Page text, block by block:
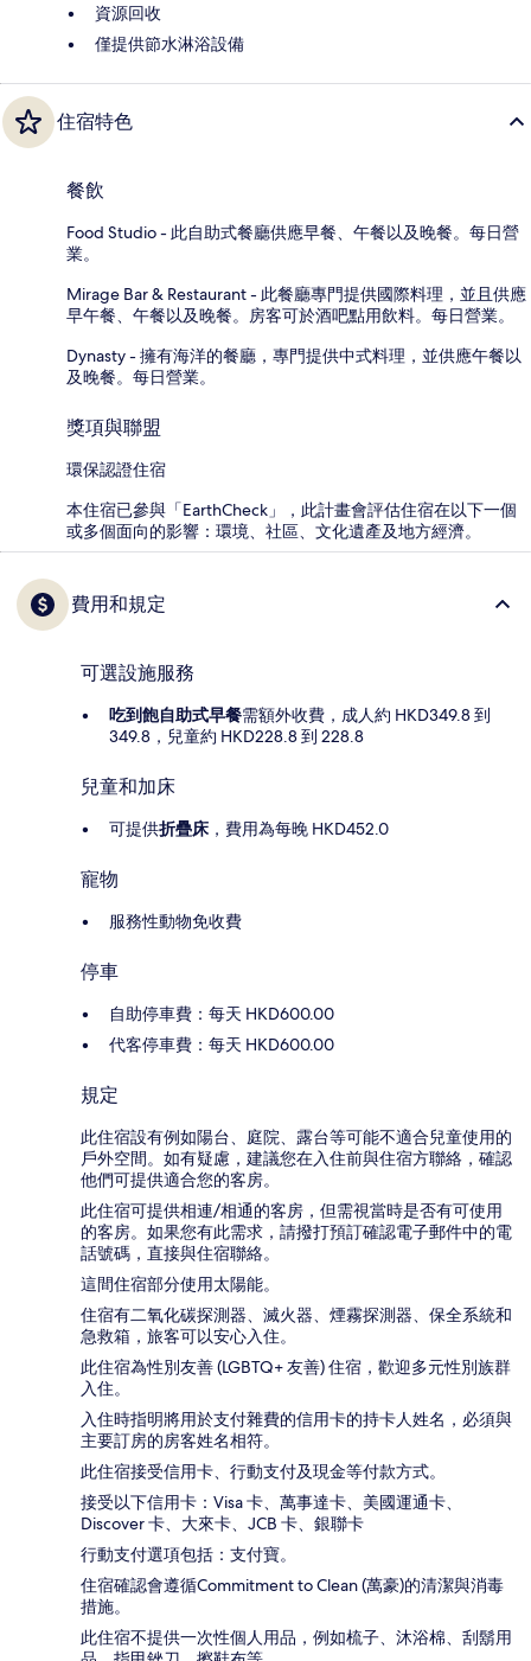
資源回收
僅提供節水淋浴設備
住宿特色
餐飲
Food Studio - 此自助式餐廳供應早餐、午餐以及晚餐。每日營
業。
Mirage Bar & Restaurant - 此餐廳專門提供國際料理，並且供應
早午餐、午餐以及晚餐。房客可於酒吧點用飲料。每日營業。
Dynasty - 擁有海洋的餐廳，專門提供中式料理，並供應午餐以
及晚餐。每日營業。
獎項與聯盟
環保認證住宿
本住宿已參與「EarthCheck」，此計畫會評估住宿在以下一個
或多個面向的影響：環境、社區、文化遺產及地方經濟。
費用和規定
可選設施服務
吃到飽自助式早餐需額外收費，成人約 HKD349.8 到
349.8，兒童約 HKD228.8 到 228.8
兒童和加床
可提供折疊床 ，費用為每晚 HKD452.0
寵物
服務性動物免收費
停車
自助停車費：每天 HKD600.00
代客停車費：每天 HKD600.00
規定
此住宿設有例如陽台、庭院、露台等可能不適合兒童使用的
戶外空間。如有疑慮，建議您在入住前與住宿方聯絡，確認
他們可提供適合您的客房。
此住宿可提供相連/相通的客房，但需視當時是否有可使用
的客房。如果您有此需求，請撥打預訂確認電子郵件中的電
話號碼，直接與住宿聯絡。
這間住宿部分使用太陽能。
住宿有二氧化碳探測器、滅火器、煙霧探測器、保全系統和
急救箱，旅客可以安心入住。
此住宿為性別友善 (LGBTQ+ 友善) 住宿，歡迎多元性別族群
入住。
入住時指明將用於支付雜費的信用卡的持卡人姓名，必須與
主要訂房的房客姓名相符。
此住宿接受信用卡、行動支付及現金等付款方式。
接受以下信用卡：Visa 卡、萬事達卡、美國運通卡、
Discover 卡、大來卡、JCB 卡、銀聯卡
行動支付選項包括：支付寶。
住宿確認會遵循Commitment to Clean (萬豪)的清潔與消毒
措施。
此住宿不提供一次性個人用品，例如梳子、沐浴棉、刮鬍用